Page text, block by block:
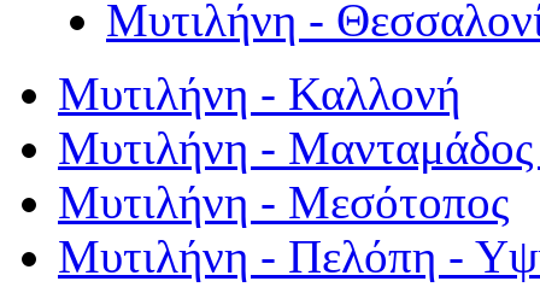
Μυτιλήνη -
Μυτιλήνη - Καλλονή
Μυτιλήνη - Μανταμάδος
Μυτιλήνη - Μεσότοπος
Μυτιλήνη - Πελόπη -